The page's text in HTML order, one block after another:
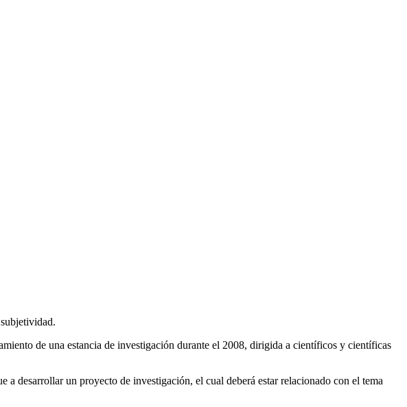
de una estancia de investigación durante el 2008, dirigida a científicos y científicas
a desarrollar un proyecto de investigación, el cual deberá estar relacionado con el tema